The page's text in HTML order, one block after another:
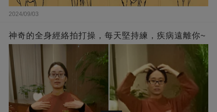
2024/09/03
神奇的全身經絡拍打操，每天堅持練，疾病遠離你~